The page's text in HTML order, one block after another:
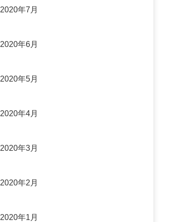
2020年7月
2020年6月
2020年5月
2020年4月
2020年3月
2020年2月
2020年1月